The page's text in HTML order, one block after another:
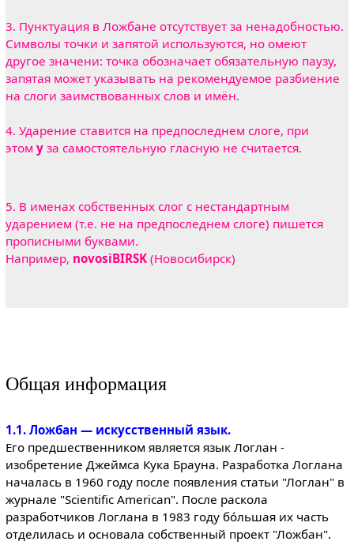
3. Пунктуация в Ложбане отсутствует за ненадобностью.
Символы точки и запятой используются, но омеют
другое значени: точка обозначает обязательную паузу,
запятая может указывать на рекомендуемое разбиение
на слоги заимствованных слов и имён.
4. Ударение ставится на предпоследнем слоге, при
этом yза самостоятельную гласную не считается.
5. В именах собственных слог с нестандартным
ударением (т.е. не на предпоследнем слоге) пишется
прописными буквами.
Например, novosiBIRSK(Новосибирск)
Общая информация
1.1. Ложбан — искусственный язык.
Его предшественником является язык Логлан -
изобретение Джеймса Кука Брауна. Разработка Логлана
началась в 1960 году после появления статьи "Логлан" в
журнале "Scientific American". После раскола
разработчиков Логлана в 1983 году бóльшая их часть
отделилась и основала собственный проект "Ложбан".